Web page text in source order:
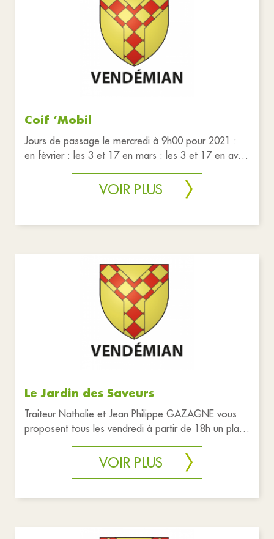
Coif ’Mobil
Jours de passage le mercredi à 9h00 pour 2021 :
en février : les 3 et 17 en mars : les 3 et 17 en avril
: les 7 e 21
VOIR PLUS
Le Jardin des Saveurs
Traiteur Nathalie et Jean Philippe GAZAGNE vous
proposent tous les vendredi à partir de 18h un plat
chaud à emporter (7
VOIR PLUS